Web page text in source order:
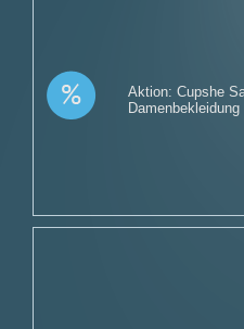
Aktion: Cupshe
Damenbekleidung